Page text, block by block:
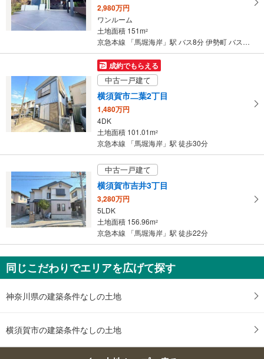
2,980万円
ワンルーム
土地面積 151m2
京急本線 「馬堀海岸」駅 バス8分 伊勢町 バス停下車 徒歩5分
成約でもらえる
中古一戸建て
横須賀市二葉2丁目
1,480万円
4DK
土地面積 101.01m2
京急本線 「馬堀海岸」駅 徒歩30分
中古一戸建て
横須賀市吉井3丁目
3,280万円
5LDK
土地面積 156.96m2
京急本線 「馬堀海岸」駅 徒歩22分
同じこだわりでエリアを広げて探す
神奈川県の建築条件なしの土地
横須賀市の建築条件なしの土地